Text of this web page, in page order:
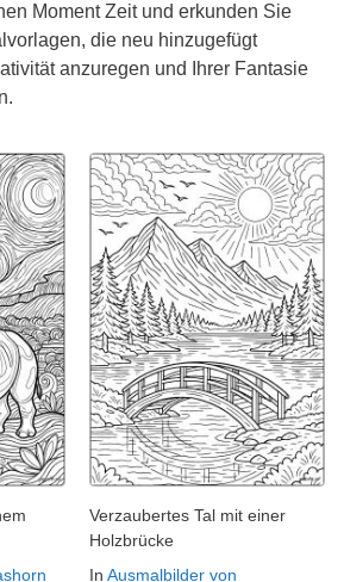
Moment Zeit und erkunden Sie
die neu hinzugefügt
anzuregen und Ihrer Fantasie
Verzaubertes Tal mit einer
Holzbrücke
In Ausmalbilder von